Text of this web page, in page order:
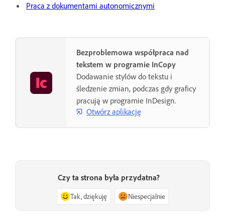
Praca z dokumentami autonomicznymi
Bezproblemowa współpraca nad
tekstem w programie InCopy
Dodawanie stylów do tekstu i
śledzenie zmian, podczas gdy graficy
pracują w programie InDesign.
Otwórz aplikację
Czy ta strona była przydatna?
Tak, dziękuję Niespecjalnie